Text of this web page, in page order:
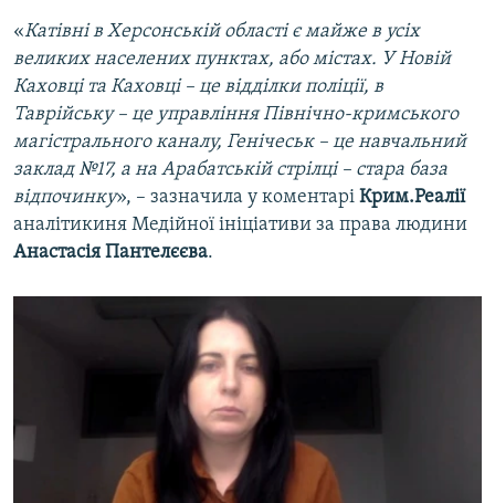
«Катівні в Херсонській області є майже в усіх
великих населених пунктах, або містах. У Новій
Каховці та Каховці – це відділки поліції, в
Таврійську – це управління Північно-кримського
магістрального каналу, Генічеськ – це навчальний
заклад №17, а на Арабатській стрілці – стара база
відпочинку», – зазначила у коментарі Крим.Реалії
аналітикиня Медійної ініціативи за права людини
Анастасія Пантелєєва.